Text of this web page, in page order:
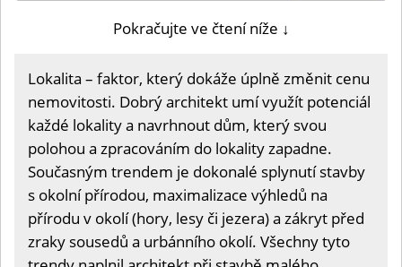
Pokračujte ve čtení níže ↓
Lokalita – faktor, který dokáže úplně změnit cenu
nemovitosti. Dobrý architekt umí využít potenciál
každé lokality a navrhnout dům, který svou
polohou a zpracováním do lokality zapadne.
Současným trendem je dokonalé splynutí stavby
s okolní přírodou, maximalizace výhledů na
přírodu v okolí (hory, lesy či jezera) a zákryt před
zraky sousedů a urbánního okolí. Všechny tyto